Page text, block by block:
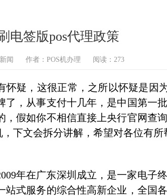
电签版pos代理政策
闻 作者：POS机办理 阅读：273
怀疑，这很正常，之所以怀疑是因
了，从事支付十几年，是中国第一
，假如你不相信直接上央行官网查
下文会拆分讲解，希望对各位有所
年在广东深圳成立，是一家电子
式服务的综合性高新企业，全国